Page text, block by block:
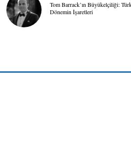
Tom Barrack’ın Büyükelçiliği:
Dönemin İşaretleri